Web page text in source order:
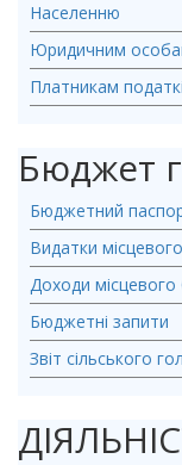
Населенню
Юридичним
Платникам
Бюджет
Бюджетний
Видатки
Доходи
Бюджетні запити
Звіт сільського